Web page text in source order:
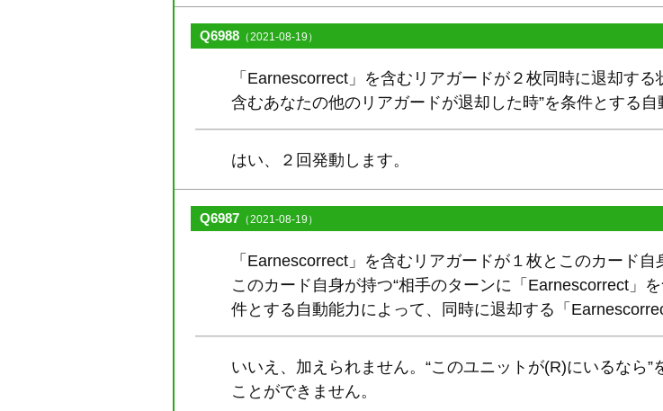
Q6988 （2021-08-19）
「Earnescorrect」を含むリアガードが２枚同時に退却す
含むあなたの他のリアガードが退却した時”を条件とする
はい、２回発動します。
Q6987 （2021-08-19）
「Earnescorrect」を含むリアガードが１枚とこのカード自
このカード自身が持つ“相手のターンに「Earnescorrect」
件とする自動能力によって、同時に退却する「
いいえ、加えられません。“このユニットが(R)にいるなら
ことができません。